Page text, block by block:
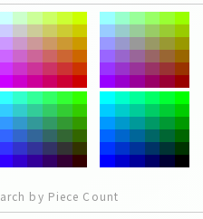
by Piece Count